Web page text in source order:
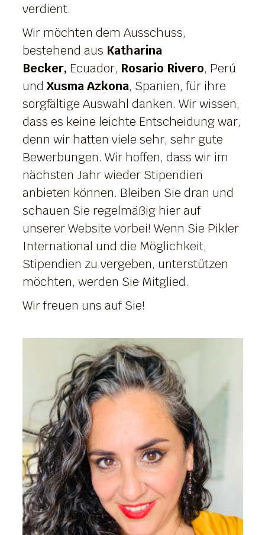
verdient.
Wir möchten dem Ausschuss,
bestehend aus Katharina
Becker, Ecuador, Rosario Rivero, Perú
und Xusma Azkona, Spanien, für ihre
sorgfältige Auswahl danken. Wir wissen,
dass es keine leichte Entscheidung war,
denn wir hatten viele sehr, sehr gute
Bewerbungen. Wir hoffen, dass wir im
nächsten Jahr wieder Stipendien
anbieten können. Bleiben Sie dran und
schauen Sie regelmäßig hier auf
unserer Website vorbei! Wenn Sie Pikler
International und die Möglichkeit,
Stipendien zu vergeben, unterstützen
möchten, werden Sie Mitglied.
Wir freuen uns auf Sie!